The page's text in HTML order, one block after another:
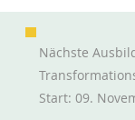
Nächste
Start: 09.